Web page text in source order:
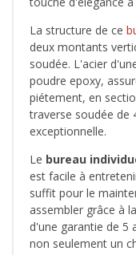
La structure de ce
deux montants
soudée. L'acier
poudre epoxy,
piétement, en
traverse soudée de
exceptionnelle.
Le bureau
est facile à
suffit pour le
assembler grâce à
d'une garantie de 5
non seulement un